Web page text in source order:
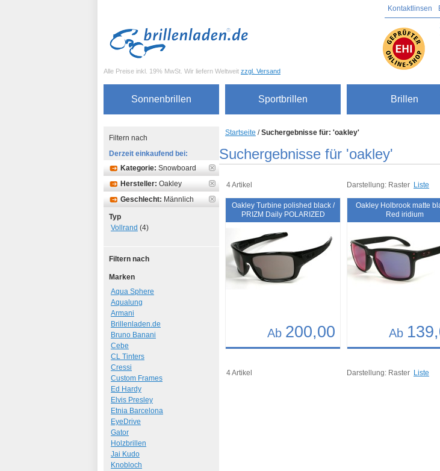
Kontaktlinsen
Alle Preise inkl. 19% MwSt. Wir liefern Weltweit zzgl. Versand
Sonnenbrillen Sportbrillen Brillen
Startseite /Suchergebnisse für: 'oakley'
Suchergebnisse für 'oakley'
4 Artikel Darstellung: Raster Liste
Oakley Turbine polished black /
PRIZM Daily POLARIZED
Ab 200,00
Art.-Nr.: 10261
Oakley Holbrook matte
Red iridium
Ab
Art.-Nr.: 9272
4 Artikel Darstellung: Raster Liste
Filtern nach
Derzeit einkaufend bei:
Kategorie: Snowboard
Hersteller: Oakley
Geschlecht: Männlich
Typ
Vollrand (4)
Filtern nach
Marken
Aqua Sphere
Aqualung
Armani
Brillenladen.de
Bruno Banani
Cebe
CL Tinters
Cressi
Custom Frames
Ed Hardy
Elvis Presley
Etnia Barcelona
EyeDrive
Gator
Holzbrillen
Jai Kudo
Knobloch